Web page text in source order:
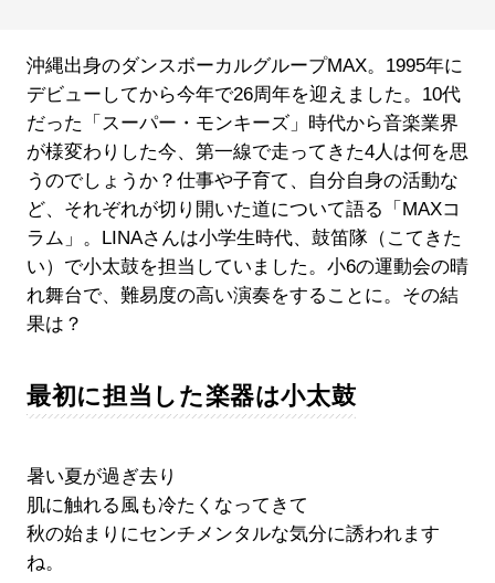
沖縄出身のダンスボーカルグループMAX。1995年に
デビューしてから今年で26周年を迎えました。10代
だった「スーパー・モンキーズ」時代から音楽業界
が様変わりした今、第一線で走ってきた4人は何を思
うのでしょうか？仕事や子育て、自分自身の活動な
ど、それぞれが切り開いた道について語る「MAXコ
ラム」。LINAさんは小学生時代、鼓笛隊（こてきた
い）で小太鼓を担当していました。小6の運動会の晴
れ舞台で、難易度の高い演奏をすることに。その結
果は？
最初に担当した楽器は小太鼓
暑い夏が過ぎ去り
肌に触れる風も冷たくなってきて
秋の始まりにセンチメンタルな気分に誘われます
ね。